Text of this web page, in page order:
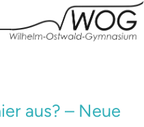
aus? – Neue